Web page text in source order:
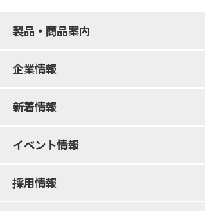
製品・商品案内
企業情報
新着情報
イベント情報
採用情報